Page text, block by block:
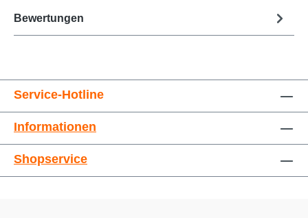
Bewertungen
Service-Hotline
Informationen
Shopservice
Großer Cursor